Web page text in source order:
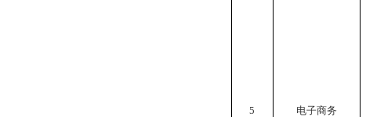
5 电子商务